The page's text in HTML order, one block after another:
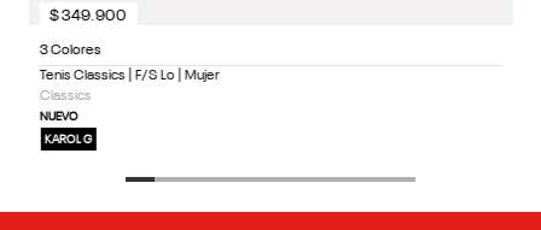
3 Colores
Tenis Classics | F/S Lo | Mujer
Classics
NUEVO
KAROL G
$349.900